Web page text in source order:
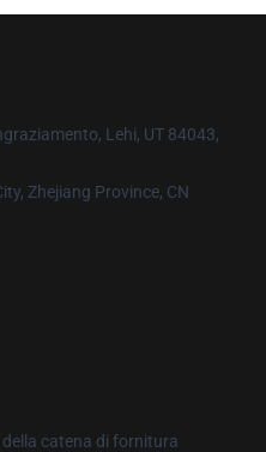
Lehi, UT 84043,
Zhejiang Province, CN
catena di fornitura